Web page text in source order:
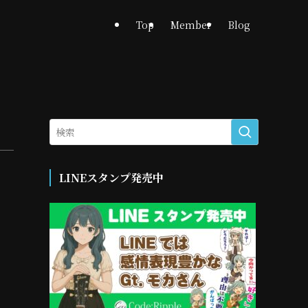
Top Member Blog
LINEスタンプ発売中